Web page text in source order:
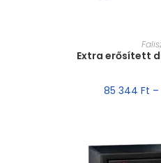
MÉRET
Extra erősített
85 344 Ft –